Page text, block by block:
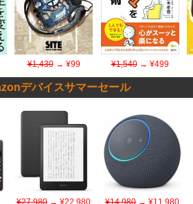
¥1,430→ ¥99 ¥1,540→ ¥499
デバイスサマーセール
¥27,980→ ¥22,980 ¥14,980→ ¥11,980